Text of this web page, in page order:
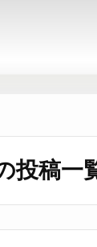
投稿一